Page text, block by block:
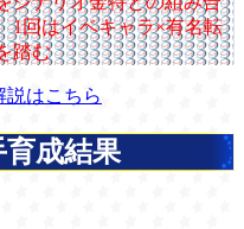
1回はイベキャラ×有名転
踏む
説はこちら
成結果